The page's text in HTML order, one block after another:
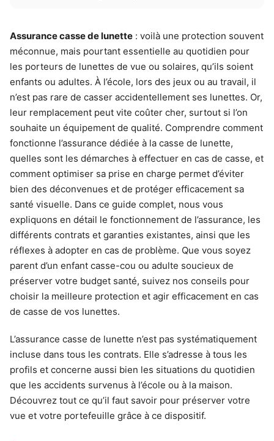
Assurance casse de lunette : voilà une protection souvent
méconnue, mais pourtant essentielle au quotidien pour
les porteurs de lunettes de vue ou solaires, qu’ils soient
enfants ou adultes. À l’école, lors des jeux ou au travail, il
n’est pas rare de casser accidentellement ses lunettes. Or,
leur remplacement peut vite coûter cher, surtout si l’on
souhaite un équipement de qualité. Comprendre comment
fonctionne l’assurance dédiée à la casse de lunette,
quelles sont les démarches à effectuer en cas de casse, et
comment optimiser sa prise en charge permet d’éviter
bien des déconvenues et de protéger efficacement sa
santé visuelle. Dans ce guide complet, nous vous
expliquons en détail le fonctionnement de l’assurance, les
différents contrats et garanties existantes, ainsi que les
réflexes à adopter en cas de problème. Que vous soyez
parent d’un enfant casse-cou ou adulte soucieux de
préserver votre budget santé, suivez nos conseils pour
choisir la meilleure protection et agir efficacement en cas
de casse de vos lunettes.
L’assurance casse de lunette n’est pas systématiquement
incluse dans tous les contrats. Elle s’adresse à tous les
profils et concerne aussi bien les situations du quotidien
que les accidents survenus à l’école ou à la maison.
Découvrez tout ce qu’il faut savoir pour préserver votre
vue et votre portefeuille grâce à ce dispositif.